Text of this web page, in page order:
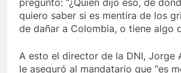
quiero saber si es mentira de los
de dañar a Colombia, o tiene algo
A esto el director de la DNI, Jorge
le aseguró al mandatario que “es